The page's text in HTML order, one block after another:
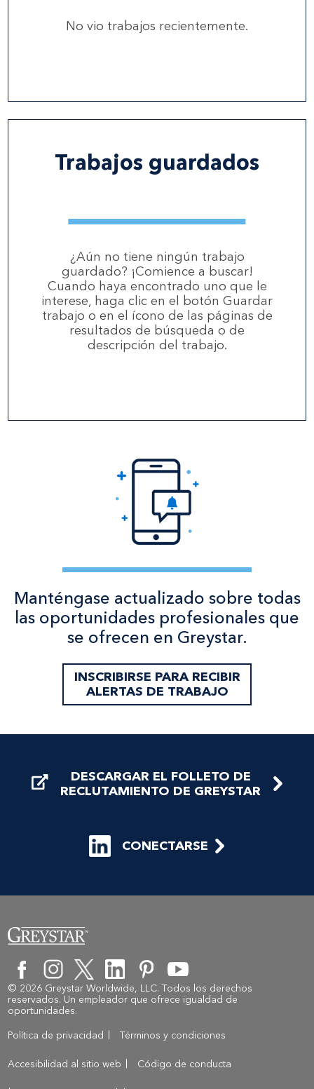
No vio trabajos recientemente.
Trabajos guardados
¿Aún no tiene ningún trabajo
guardado? ¡Comience a buscar!
Cuando haya encontrado uno que le
interese, haga clic en el botón Guardar
trabajo o en el ícono de las páginas de
resultados de búsqueda o de
descripción del trabajo.
Manténgase actualizado sobre todas
las oportunidades profesionales que
se ofrecen en Greystar.
INSCRIBIRSE PARA RECIBIR
ALERTAS DE TRABAJO
DESCARGAR EL FOLLETO DE
RECLUTAMIENTO DE GREYSTAR
CONECTARSE
© 2026 Greystar Worldwide, LLC. Todos los derechos
reservados. Un empleador que ofrece igualdad de
oportunidades.
Política de privacidad Términos y condiciones
Accesibilidad al sitio web Código de conducta